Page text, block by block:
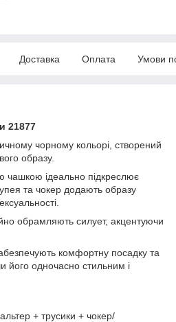
Доставка Оплата Умови
21877
чорному кольорі, створений
образу.
чашкою ідеально підкреслює
та чокер додають образу
обрамляють силует, акцентуючи
комфортну посадку та
його одночасно стильним і
+ трусики + чокер/